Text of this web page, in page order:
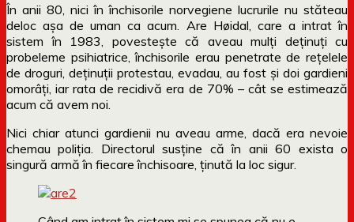
În anii 80, nici în închisorile norvegiene lucrurile nu stăteau
deloc așa de uman ca acum. Are Høidal, care a intrat în
sistem în 1983, povestește că aveau mulți deținuți cu
probeleme psihiatrice, închisorile erau penetrate de rețelele
de droguri, deținuții protestau, evadau, au fost și doi gardieni
omorâți, iar rata de recidivă era de 70% – cât se estimează
acum că avem noi.
Nici chiar atunci gardienii nu aveau arme, dacă era nevoie
chemau poliția. Directorul susține că în anii 60 exista o
singură armă în fiecare închisoare, ținută la loc sigur.